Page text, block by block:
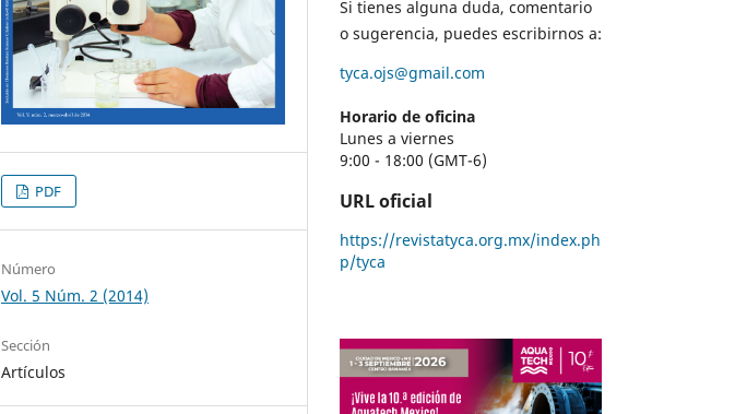
PDF
Número
Vol. 5 Núm. 2 (2014)
Sección
Artículos
Si tienes alguna duda, comentario
o sugerencia, puedes escribirnos a:
tyca.ojs@gmail.com
Horario de oficina
Lunes a viernes
9:00 - 18:00 (GMT-6)
URL oficial
https://revistatyca.org.mx/index.ph
p/tyca